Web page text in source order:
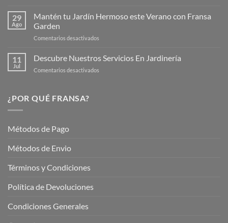
de
de
Verano
Plantas
29
Ago
Mantén tu Jardín Hermoso este Verano con Fransa
Garden
Comentarios desactivados
tu
Jardín
11
Jul
Descubre Nuestros Servicios En Jardinería
Comentarios desactivados
¿POR QUÉ FRANSA?
Métodos de Pago
Métodos de Envio
Términos y Condiciones
Política de Devoluciones
Condiciones Generales